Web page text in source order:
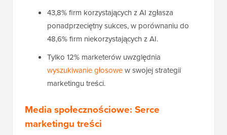
43,8% firm korzystających z AI zgłasza
ponadprzeciętny sukces, w porównaniu do
48,6% firm niekorzystających z AI.
Tylko 12% marketerów uwzględnia
wyszukiwanie głosowew swojej strategii
marketingu treści.
Media społecznościowe: Serce
marketingu treści